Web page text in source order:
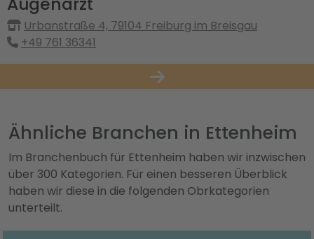
Urbanstraße 4, 79104 Freiburg im Breisgau
+49 761 36341
Ähnliche Branchen in Ettenheim
Im Branchenbuch für Ettenheim haben wir inzwischen
über 300 Kategorien. Für einen besseren Überblick
haben wir diese in die folgenden Obrkategorien
unterteilt.